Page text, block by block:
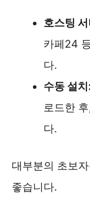
호스팅
카페24
다.
수동 설치:
로드한
다.
대부분의 초보
좋습니다.